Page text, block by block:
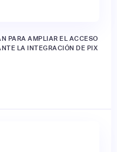
PARA AMPLIAR EL ACCESO
LA INTEGRACIÓN DE PIX